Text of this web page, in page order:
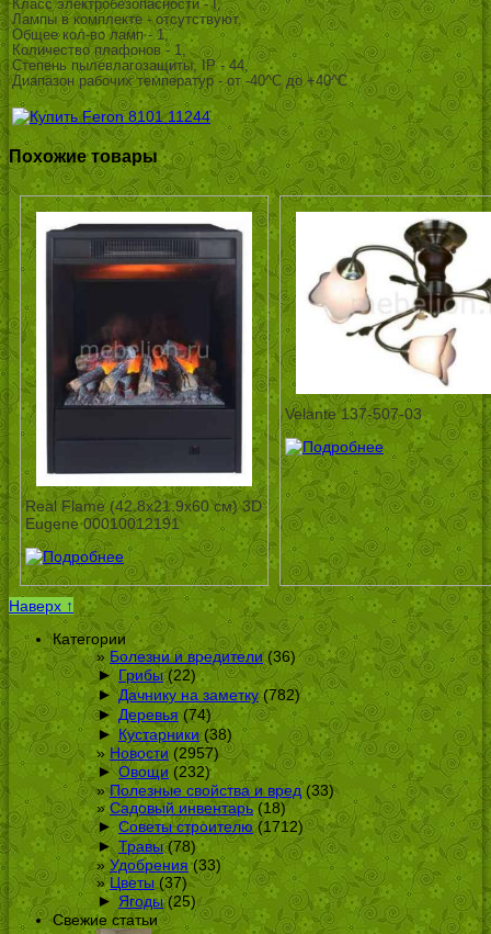
Класс электробезопасности - I,
Лампы в комплекте - отсутствуют,
Общее кол-во ламп - 1,
Количество плафонов - 1,
Степень пылевлагозащиты, IP - 44,
Диапазон рабочих температур - от -40^C до +40^C
Похожие товары
Real Flame (42.8х21.9х60 см) 3D
Eugene 00010012191
Velante 137-507-03
Наверх ↑
Категории
Болезни и вредители(36)
► Грибы(22)
► Дачнику на заметку(782)
► Деревья(74)
► Кустарники(38)
Новости(2957)
► Овощи (232)
Полезные свойства и вред(33)
Садовый инвентарь (18)
► Советы строителю(1712)
► Травы(78)
Удобрения(33)
Цветы(37)
► Ягоды(25)
Свежие статьи